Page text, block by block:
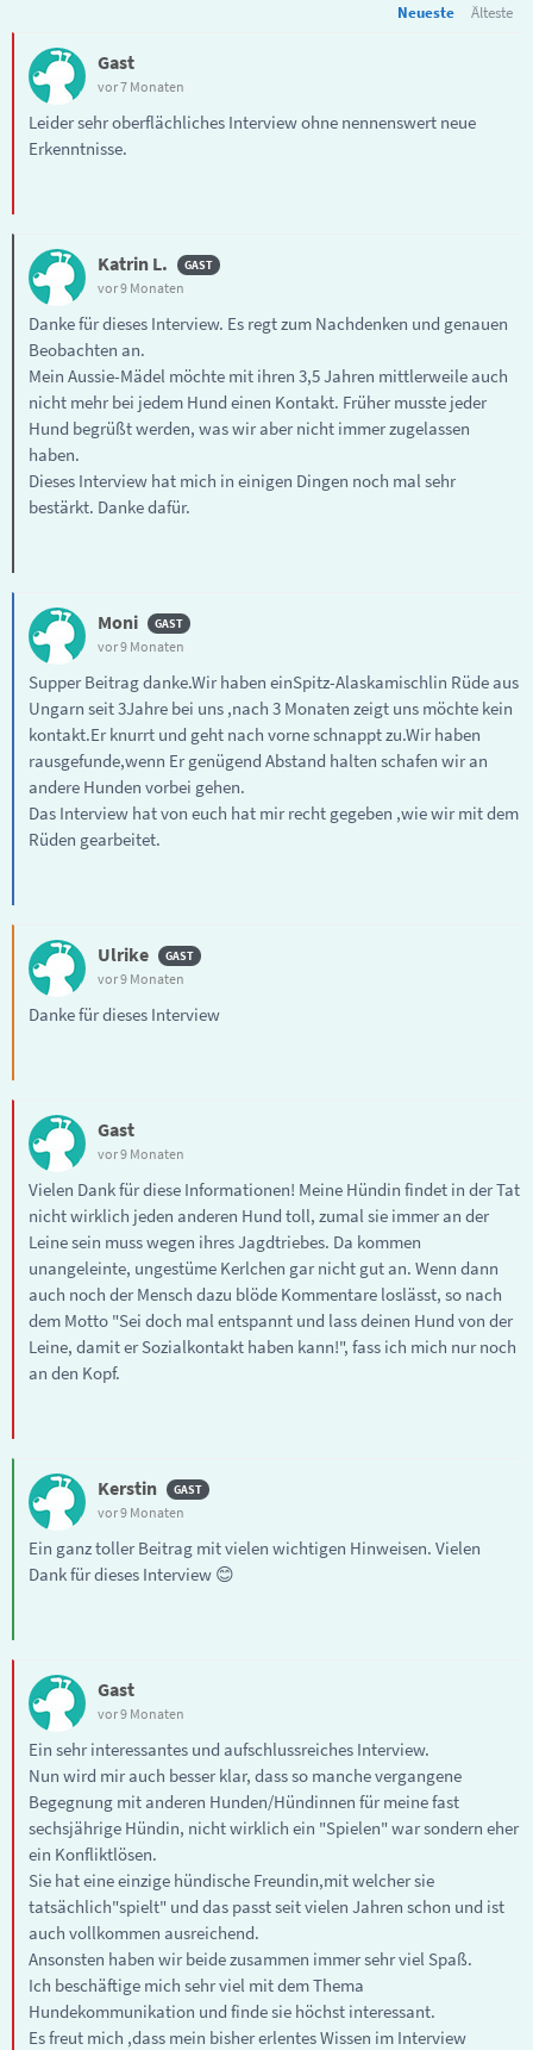
Neueste Älteste
Gast
vor 7 Monaten
Leider sehr oberflächliches Interview ohne nennenswert neue
Erkenntnisse.
Katrin L.
vor 9 Monaten
Danke für dieses Interview. Es regt zum Nachdenken und genauen
Beobachten an.
Mein Aussie-Mädel möchte mit ihren 3,5 Jahren mittlerweile auch
nicht mehr bei jedem Hund einen Kontakt. Früher musste jeder
Hund begrüßt werden, was wir aber nicht immer zugelassen
haben.
Dieses Interview hat mich in einigen Dingen noch mal sehr
bestärkt. Danke dafür.
Moni
vor 9 Monaten
Supper Beitrag danke.Wir haben einSpitz-Alaskamischlin Rüde aus
Ungarn seit 3Jahre bei uns ,nach 3 Monaten zeigt uns möchte kein
kontakt.Er knurrt und geht nach vorne schnappt zu.Wir haben
rausgefunde,wenn Er genügend Abstand halten schafen wir an
andere Hunden vorbei gehen.
Das Interview hat von euch hat mir recht gegeben ,wie wir mit dem
Rüden gearbeitet.
Ulrike
vor 9 Monaten
Danke für dieses Interview
Gast
vor 9 Monaten
Vielen Dank für diese Informationen! Meine Hündin findet in der Tat
nicht wirklich jeden anderen Hund toll, zumal sie immer an der
Leine sein muss wegen ihres Jagdtriebes. Da kommen
unangeleinte, ungestüme Kerlchen gar nicht gut an. Wenn dann
auch noch der Mensch dazu blöde Kommentare loslässt, so nach
dem Motto "Sei doch mal entspannt und lass deinen Hund von der
Leine, damit er Sozialkontakt haben kann!", fass ich mich nur noch
an den Kopf.
Kerstin
vor 9 Monaten
Ein ganz toller Beitrag mit vielen wichtigen Hinweisen. Vielen
Dank für dieses Interview 😊
Gast
vor 9 Monaten
Ein sehr interessantes und aufschlussreiches Interview.
Nun wird mir auch besser klar, dass so manche vergangene
Begegnung mit anderen Hunden/Hündinnen für meine fast
sechsjährige Hündin, nicht wirklich ein "Spielen" war sondern eher
ein Konfliktlösen.
Sie hat eine einzige hündische Freundin,mit welcher sie
tatsächlich"spielt" und das passt seit vielen Jahren schon und ist
auch vollkommen ausreichend.
Ansonsten haben wir beide zusammen immer sehr viel Spaß.
Ich beschäftige mich sehr viel mit dem Thema
Hundekommunikation und finde sie höchst interessant.
Es freut mich ,dass mein bisher erlentes Wissen im Interview